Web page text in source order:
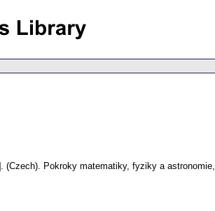
. (Czech). Pokroky matematiky, fyziky a astronomie,